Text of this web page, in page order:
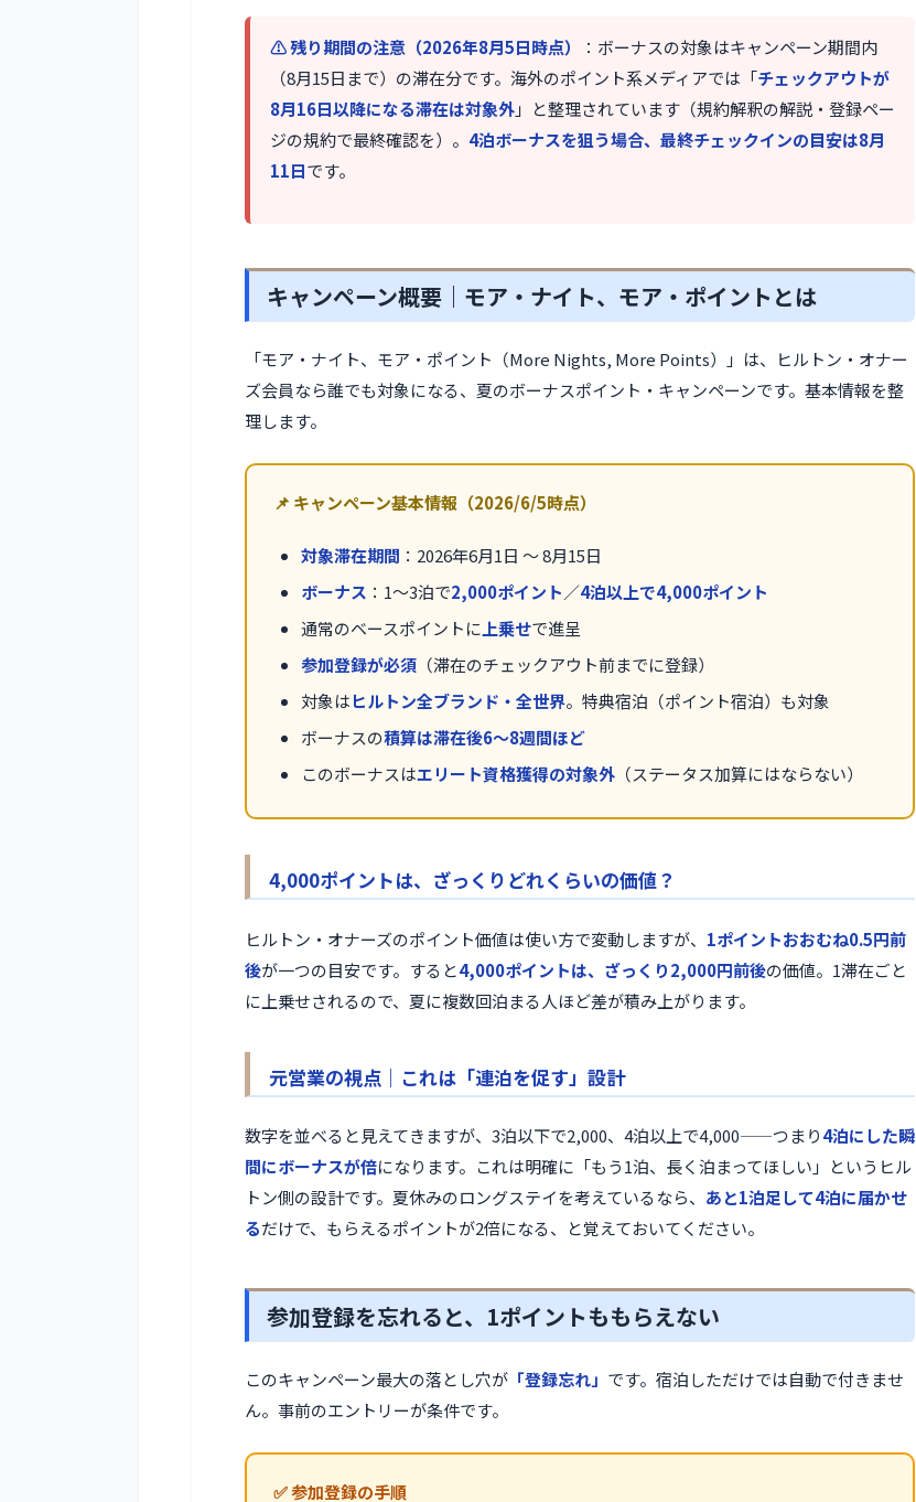
⚠️ 残り期間の注意（2026年8月5日時点）
：ボーナスの対象はキャンペーン期間内
（8月15日まで）の滞在分です。海外のポイント系メディアでは「チェックアウトが
8月16日以降になる滞在は対象外」と整理されています（規約解釈の解説・登録ペー
ジの規約で最終確認を）。 4泊ボーナスを狙う場合、最終チェックインの目安は8月
11日です。
キャンペーン概要｜モア・ナイト、モア・ポイントとは
「モア・ナイト、モア・ポイント（More Nights, More Points）」は、ヒルトン・オナー
ズ会員なら誰でも対象になる、夏のボーナスポイント・キャンペーンです。基本情報を整
理します。
📌 キャンペーン基本情報（2026/6/5時点）
対象滞在期間 ：2026年6月1日 〜 8月15日
ボーナス ：1〜3泊で2,000ポイント／4泊以上で4,000ポイント
通常のベースポイントに上乗せで進呈
参加登録が必須（滞在のチェックアウト前までに登録）
対象はヒルトン全ブランド・全世界。特典宿泊（ポイント宿泊）も対象
ボーナスの積算は滞在後6〜8週間ほど
このボーナスはエリート資格獲得の対象外（ステータス加算にはならない）
4,000ポイントは、ざっくりどれくらいの価値？
ヒルトン・オナーズのポイント価値は使い方で変動しますが、 1ポイントおおむね0.5円前
後が一つの目安です。すると4,000ポイントは、ざっくり2,000円前後の価値。1滞在ごと
に上乗せされるので、夏に複数回泊まる人ほど差が積み上がります。
元営業の視点｜これは「連泊を促す」設計
数字を並べると見えてきますが、3泊以下で2,000、4泊以上で4,000——つまり4泊にした瞬
間にボーナスが倍になります。これは明確に「もう1泊、長く泊まってほしい」というヒル
トン側の設計です。夏休みのロングステイを考えているなら、 あと1泊足して4泊に届かせ
るだけで、もらえるポイントが2倍になる、と覚えておいてください。
参加登録を忘れると、1ポイントももらえない
このキャンペーン最大の落とし穴が 「登録忘れ」 です。宿泊しただけでは自動で付きませ
ん。事前のエントリーが条件です。
✅ 参加登録の手順